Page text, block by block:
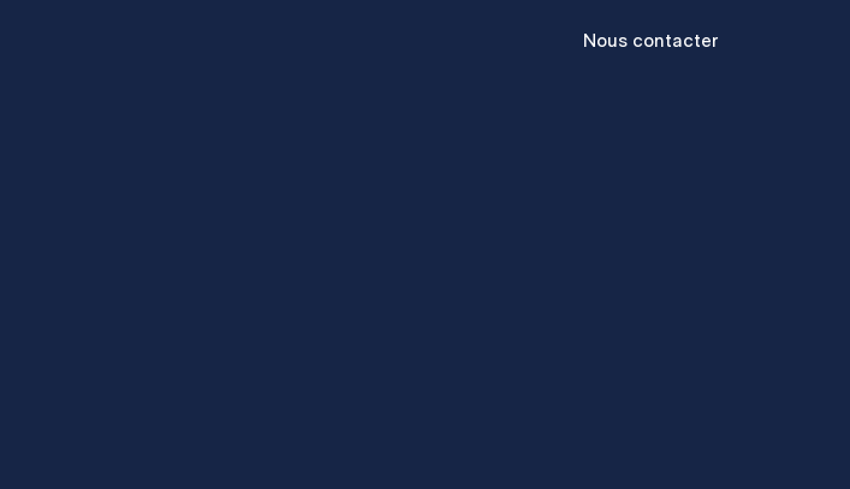
Header
Nous contacter